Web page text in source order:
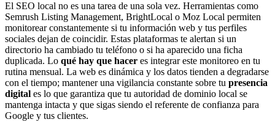
El SEO local no es una tarea de una sola vez. Herramientas como
Semrush Listing Management, BrightLocal o Moz Local permiten
monitorear constantemente si tu información web y tus perfiles
sociales dejan de coincidir. Estas plataformas te alertan si un
directorio ha cambiado tu teléfono o si ha aparecido una ficha
duplicada. Lo qué hay que hacer es integrar este monitoreo en tu
rutina mensual. La web es dinámica y los datos tienden a degradarse
con el tiempo; mantener una vigilancia constante sobre tu presencia
digital es lo que garantiza que tu autoridad de dominio local se
mantenga intacta y que sigas siendo el referente de confianza para
Google y tus clientes.